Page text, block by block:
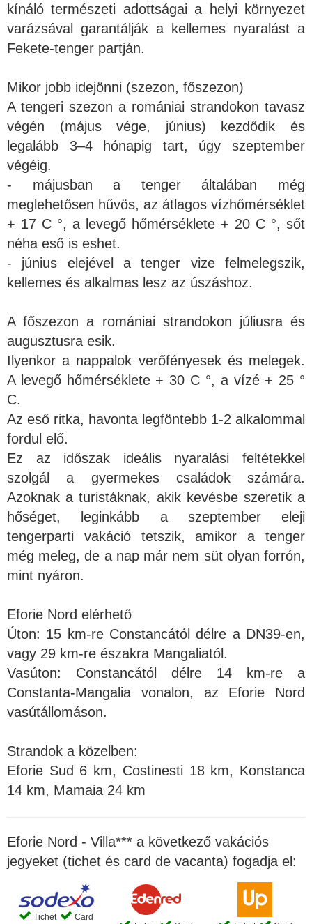
kínáló természeti adottságai a helyi környezet
varázsával garantálják a kellemes nyaralást a
Fekete-tenger partján.
Mikor jobb idejönni (szezon, főszezon)
A tengeri szezon a romániai strandokon tavasz
végén (május vége, június) kezdődik és
legalább 3–4 hónapig tart, úgy szeptember
végéig.
- májusban a tenger általában még
meglehetősen hűvös, az átlagos vízhőmérséklet
+ 17 C °, a levegő hőmérséklete + 20 C °, sőt
néha eső is eshet.
- június elejével a tenger vize felmelegszik,
kellemes és alkalmas lesz az úszáshoz.
A főszezon a romániai strandokon júliusra és
augusztusra esik.
Ilyenkor a nappalok verőfényesek és melegek.
A levegő hőmérséklete + 30 C °, a vízé + 25 °
C.
Az eső ritka, havonta legföntebb 1-2 alkalommal
fordul elő.
Ez az időszak ideális nyaralási feltétekkel
szolgál a gyermekes családok számára.
Azoknak a turistáknak, akik kevésbe szeretik a
hőséget, leginkább a szeptember eleji
tengerparti vakáció tetszik, amikor a tenger
még meleg, de a nap már nem süt olyan forrón,
mint nyáron.
Eforie Nord elérhető
Úton: 15 km-re Constancától délre a DN39-en,
vagy 29 km-re északra Mangaliatól.
Vasúton: Constancától délre 14 km-re a
Constanta-Mangalia vonalon, az Eforie Nord
vasútállomáson.
Strandok a közelben:
Eforie Sud 6 km, Costinesti 18 km, Konstanca
14 km, Mamaia 24 km
Eforie Nord - Villa*** a következő vakációs
jegyeket (tichet és card de vacanta) fogadja el:
Tichet
Card